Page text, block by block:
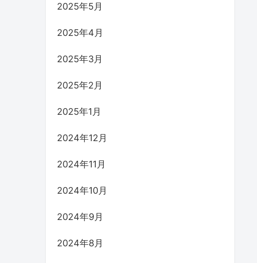
2025年5月
2025年4月
2025年3月
2025年2月
2025年1月
2024年12月
2024年11月
2024年10月
2024年9月
2024年8月